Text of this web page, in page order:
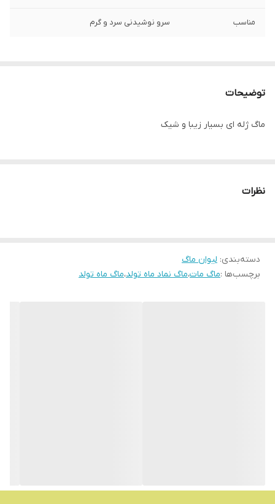
مناسب سرو نوشیدنی سرد و گرم
توضیحات
ماگ ژله ای بسیار زیبا و شیک
نظرات
دسته‌بندی: لیوان ماگ
برچسب‌ها :ماگ مات،ماگ نماد ماه تولد،ماگ ماه تولد